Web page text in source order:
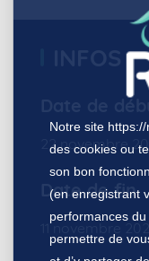
Date de
22 novembre
Date de fin
11 novembre
Notre site
des cookies ou
son bon
(en enregistrant
performances
permettre de